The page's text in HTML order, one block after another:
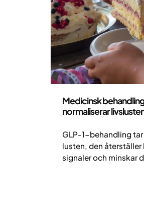
Medicinsk
normaliserar
GLP-1-behandling
lusten, den
signaler och minskar